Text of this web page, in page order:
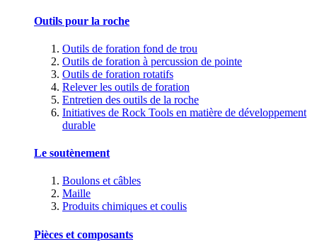
Outils pour la roche
Outils de foration fond de trou
Outils de foration à percussion de pointe
Outils de foration rotatifs
Relever les outils de foration
Entretien des outils de la roche
Initiatives de Rock Tools en matière de développement
durable
Le soutènement
Boulons et câbles
Maille
Produits chimiques et coulis
Pièces et composants